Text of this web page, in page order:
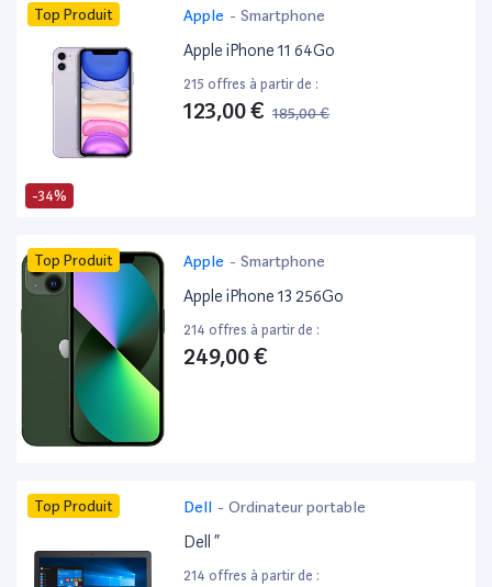
-34%
Top Produit Apple - Smartphone
Apple iPhone 11 64Go
215 offres à partir de :
123,00 € 185,00 €
Top Produit Apple - Smartphone
Apple iPhone 13 256Go
214 offres à partir de :
249,00 €
Top Produit Dell - Ordinateur portable
Dell ”
214 offres à partir de :